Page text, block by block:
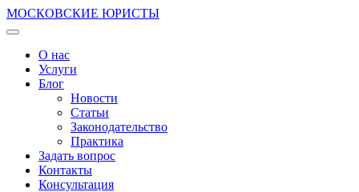
МОСКОВСКИЕ ЮРИСТЫ
О нас
Услуги
Блог
Новости
Статьи
Законодательство
Практика
Задать вопрос
Контакты
Консультация